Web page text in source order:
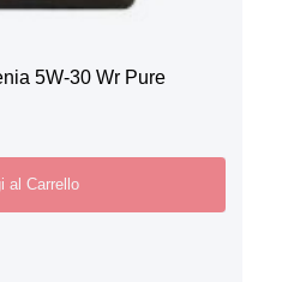
5W-30 Wr Pure
al Carrello